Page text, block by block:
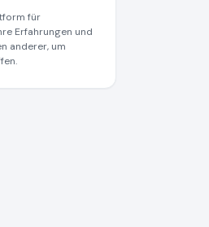
für
Erfahrungen und
anderer, um